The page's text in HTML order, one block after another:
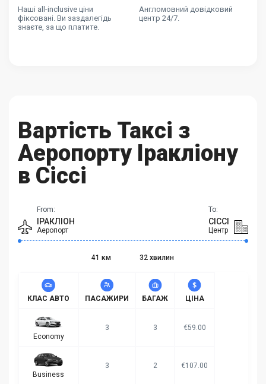
Наші all-inclusive ціни
фіксовані. Ви заздалегідь
знаєте, за що платите.
Англомовний довідковий
центр 24/7.
Вартість Таксі з
Аеропорту Іракліону
в Сіссі
From:
ІРАКЛІОН
Аеропорт
To:
СІССІ
Центр
41 км 32 хвилин
КЛАС АВТО ПАСАЖИРИ БАГАЖ ЦІНА
Economy
3 3 €59.00
Business
3 2 €107.00